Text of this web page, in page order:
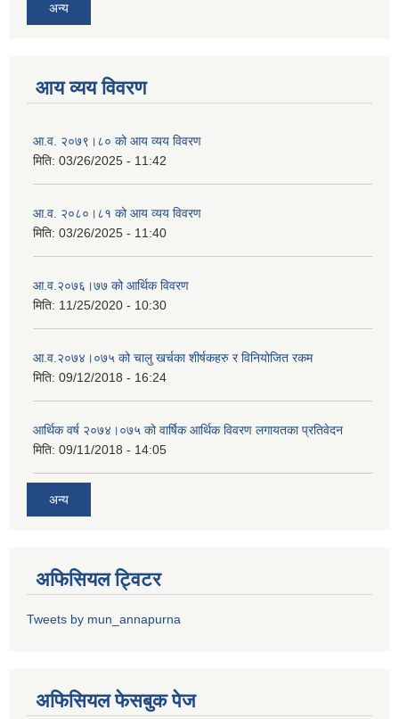
अन्य
आय व्यय विवरण
आ.व. २०७९।८० को आय व्यय विवरण
मिति: 03/26/2025 - 11:42
आ.व. २०८०।८१ को आय व्यय विवरण
मिति: 03/26/2025 - 11:40
आ.व.२०७६।७७ को आर्थिक विवरण
मिति: 11/25/2020 - 10:30
आ.व.२०७४।०७५ को चालु खर्चका शीर्षकहरु र विनियोजित रकम
मिति: 09/12/2018 - 16:24
आर्थिक वर्ष २०७४।०७५ को वार्षिक आर्थिक विवरण लगायतका प्रतिवेदन
मिति: 09/11/2018 - 14:05
अन्य
अफिसियल ट्विटर
Tweets by mun_annapurna
अफिसियल फेसबुक पेज